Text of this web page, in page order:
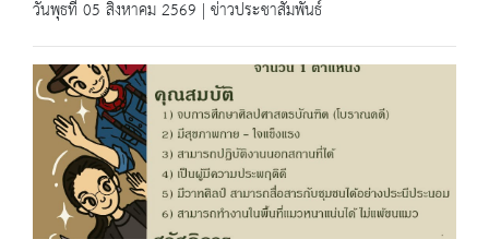
วันพุธที่ 05 สิงหาคม 2569 | ข่าวประชาสัมพันธ์